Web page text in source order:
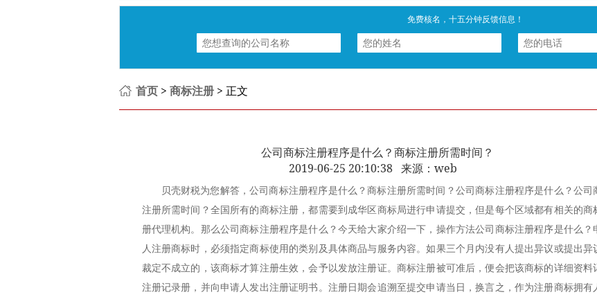
免费核名，十五分钟反馈信息！
首页 > 商标注册 > 正文
公司商标注册程序是什么？商标注册所需时间？
2019-06-25 20:10:38 来源：web
贝壳财税为您解答，公司商标注册程序是什么？商标注册所需时间？公司商标注册程序是什么？公司
注册所需时间？全国所有的商标注册，都需要到成华区商标局进行申请提交，但是每个区域都有相关的商
册代理机构。那么公司商标注册程序是什么？今天给大家介绍一下，操作方法公司商标注册程序是什么？
人注册商标时，必须指定商标使用的类别及具体商品与服务内容。如果三个月内没有人提出异议或提出异
裁定不成立的，该商标才算注册生效，会予以发放注册证。商标注册被可准后，便会把该商标的详细资料
注册记录册，并向申请人发出注册证明书。注册日期会追溯至提交申请当日，换言之，作为注册商标拥有